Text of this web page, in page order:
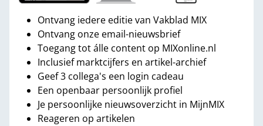
Ontvang iedere editie van Vakblad MIX
Ontvang onze email-nieuwsbrief
Toegang tot álle content op MIXonline.nl
Inclusief marktcijfers en artikel-archief
Geef 3 collega's een login cadeau
Een openbaar persoonlijk profiel
Je persoonlijke nieuwsoverzicht in MijnMIX
Reageren op artikelen